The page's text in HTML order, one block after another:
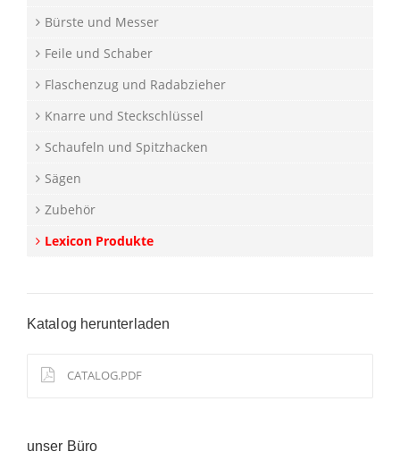
Bürste und Messer
Feile und Schaber
Flaschenzug und Radabzieher
Knarre und Steckschlüssel
Schaufeln und Spitzhacken
Sägen
Zubehör
Lexicon Produkte
Katalog herunterladen
CATALOG.PDF
unser Büro